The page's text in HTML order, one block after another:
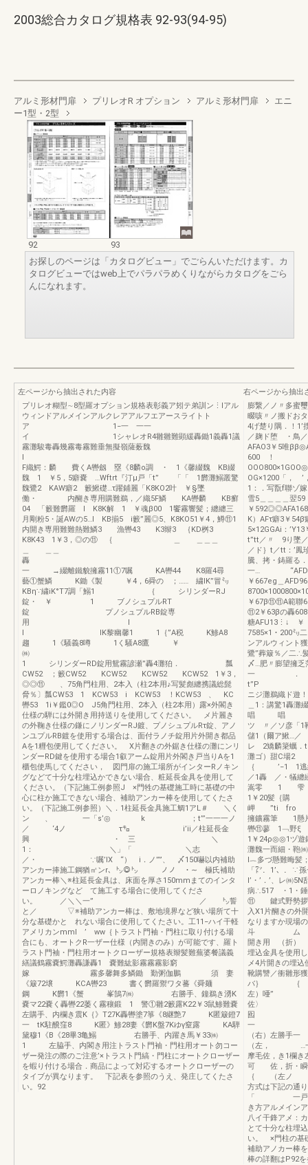
2003総合カタログ規格表 92-93(94-95)
アルミ形材門扉 プリレオR オプション アルミ形材門扉
エニ
ー1型・2型
92
93
お探しのページは「カタログビュー」でごらんいただけます。カ
タログビューではweb上でパラパラめくりながらカタログをごら
んになれます。
左ページから抽出された内容
プリレオ糊型∼8型羅オプション規格表彰義ア矧テ弟訓ン⋮lアル
ウィンドアルメインアルクレアアルフエアースライトト
ア 1−一 一一
イ 1シャレオR4雛雛難顕緩轟鋤1義轟1議
霧灘駿毒轟幾霧毒霧難垂無擬嶺薩薮魏
F織鰐：麟 費くA轡劔 塁《8麟o調 ・ 1《馨綴魏 KB綴
魏 1 ￥5，5癖嚢 …Wftrt『汀μ戸「t” 「「 1欝灘鰯叢驚
魏鷺2 KAW癖2 籔鰍礎…τ躍鋪麗「K8KO2叶 ￥§墜
働・ 内醐き専用購難鵜，／織5F鱗 KA轡麟 KB癬
04 「籔難欝羅 I K8K解 1 ￥魂β00 1饗霧響髪；纏纏三
月剛粉5・誕AWの5…l KB揃5 i籔”麗◎5、K8KO51￥4，鱒⑪1
内開き専用難難熱難鱗3 漁轡43 K3辮3 ｛KD桝3
K8K43 1￥3，◎の⑪ ｛ ＿ ＿＿＿
一 →綴離鐵貌擁霧11①7嘱 KA轡44 K8羅4尋
藝①蟹鱗 K鋤《製 ￥4，6舜の ；…… 繍IK”冒㍉
KBη∵繍iK°T7調「鰯1 ｛ シリンダーRJ
錠・ ￥ 1 ブノシュプルRT
錠 プノシュプルRB錠専
用 l
I IK黎幽馨1 1｛”A税 K鯵A8
趨 1《騒義8噂 1く騒A8鷹 ￥
㈱
1 シリンダーRD錠用鴛霧諺瀬”轟4灘狛． 瓢
CW52 ；籔CW52 KCW52 KCW52 KCW52 1￥3，
◎◎⑪ 、75角門柱用、2本入（柱2本用♪写髪彪纏携議総髭
脅％〕瓢CW53 1 KCW53 i KCW53 ！KCW53 、 KC
轡53 1i￥鑑0◎O J5角門柱用、2本入（柱2本用）露×外閣き
仕様の騨には外開き用持送りを使用してください。 メ片麗き
の外鞠き仕様の鎌にノリンダーRJ鍍、プノシュプルRτ錠、アノ
ンユプルRB鍍を使用する場合は、面付ラノチ錠用片外開き都品
Aを1糎包便用してください。 X片翻きの外鋸き仕様の灘にンリ
ンダーRD鍵を使用する場合1叡アーム錠用片外閣き戸当りAを1
櫃包使馬してください， 図門扉の施工場所がインターRノキン
グなどて十分な柱埋込かできない場合、粧延長金具を使用して
ください。（下記施工例参照J ×門牲の基礎施工時に基礎の中
心に柱か施工できない場合、補助アンカー棒を使用してくたさ
い。（下記施工例参照）＼．1柱延長金具施工鯛1アL＃ ＼く
ン 、 一「s’◎ k ；t”’一一一ノ
／ ‘4ノ τ㌔ i’ii／柱延長金
興 ・ 三 ＼
1： ＼」「 ＼志
／・ ∵嘱’IX “） i．ノ””、 〆150嚇以内補助
アンカー捧施工鋼猶㎡ンr、㌧◎㌧ ノノ ・∼ 極氏補助
アンカー棒＼※柱延長金具は、床面を厚さ150mmまてのインタ
ーロノキングなど て施工する場合に使用してくださ
い。 ／＼＼一” ／ ㌧誓
と／ ▽※補助アンカー棒は、敷地境界など狭い場所て十
分な基礎かと れない場合に使用してくたさい。工11−ハイ干軽
アメリカンmml ’ ww｛トラスト門袖・門柱に取り付ける場
合にも、オートクR一ザー仕様（内開きのみ）が可能です、羅ト
ラスト門袖・門柱用オートクローザー規格表辮髪難蕪婆餐議義
繕議鶴霧嚢鰐灘轟謙轟1 嚢難紘影霧霧霧影窮
嫁 霧多馨舞多鱗鋤 勤粥伽鵬 須 妻
《簸72壌 KCA轡23 書く欝羅禦ワタ蕃《舜麺
鋼 K欝1《蟹 峯鵠7㈱ 右勝手、鐘鵜き湧K
嚢マ22嚢く轟轡22萎く霧穰鍛 1 警①雛2籔露K22￥3鼠鯵難嚢
左購手、内欄き震K｛》T27K轟轡塗7箏《8継艶7 K匿簸鐙7
一 tK駐醗窪8 K匿》鯵28妻《欝K盤7Kゆγ窒露 KA騨
黛穆1《B《28畢3亀鰯 右勝手、内躍き馬￥33㈱
1 左脇手、内閣き用注トラスト門袖・門柱用オート勿コー
ザー発注の際のご注意’×トラスト門縞・門柱にオートクローザー
を蝦り付ける場合．商品によって対応するオートクローザーの
タイブが異なります。 下記表を参照のうえ、発庄してくたさ
い。92
右ページから抽出
膨繋／ノ〃多
畷咳〃ノ搬ドお
4げ楚り隅．！
／麹ド堕 ・鳥
AFAO3￥5唯
600 ！
OG×1200「，
1：．写翫f聯ゾ
雪5＿＿
￥
K）AFτ癖3￥
5×12GGAi：
t”tt／〃 9り墜
／ド｝t／tt：’
騰、拷・鋳羅る
一…
￥667eg＿
￥67β⑪⑪A範
⑪2￥63βの轟
糖AFU13⋮↓ ￥
7585×1・200
ンアルウィント
鷺”葬簸％／二∴
〆…肥〃膨望擁
一
t”P ／
ニジ灘鵜織ド
＿1：講驚1轟
唱 唱 歪 少
ツ 〃／ソ
儲1（爾ア鰍…
レ 2矯麟簗蠣
灘ゴ）甜C場
｛ ’−1 1逃
／1轟 ／・犠
嵩零 1 雫 1
1￥20髪
岬 ”ti fro 〆
擁鑛霧筆 1懸
轡⑪蓼 1﹁野ξ
1￥24ρ◎◎1ヅ
灘魏一而細・
l︷多づ懸難
「㍗．
I’・’．’、レ㈱
病∴517 ・1・
⑪ 鍵式野勢拶
入X1片醐きの外
なりますか現
斗 ム 1」
開き用 （折）
埋込金具を使用
メ4片開きの埋込
靴購讐／衝雛形
バ｝ ｛ 1佑
左）
囮
一 …
（右）左勝
（左， …
摩毛佐，き1
可 佐，折・瞬
｛ （左ノ 1
方式は下記
「 一戸当り
き方アルメイン
八イ干鋒アメ：
とて十分な柱埋
い。 ×門柱の基
補助アノカー棒
棒の詳翻は